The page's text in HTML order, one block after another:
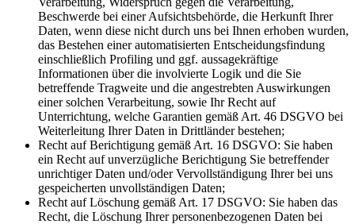
Beschwerde bei einer Aufsichtsbehörde, die Herkunft Ihrer
Daten, wenn diese nicht durch uns bei Ihnen erhoben wurden,
das Bestehen einer automatisierten Entscheidungsfindung
einschließlich Profiling und ggf. aussagekräftige
Informationen über die involvierte Logik und die Sie
betreffende Tragweite und die angestrebten Auswirkungen
einer solchen Verarbeitung, sowie Ihr Recht auf
Unterrichtung, welche Garantien gemäß Art. 46 DSGVO bei
Weiterleitung Ihrer Daten in Drittländer bestehen;
Recht auf Berichtigung gemäß Art. 16 DSGVO: Sie haben
ein Recht auf unverzügliche Berichtigung Sie betreffender
unrichtiger Daten und/oder Vervollständigung Ihrer bei uns
gespeicherten unvollständigen Daten;
Recht auf Löschung gemäß Art. 17 DSGVO: Sie haben das
Recht, die Löschung Ihrer personenbezogenen Daten bei